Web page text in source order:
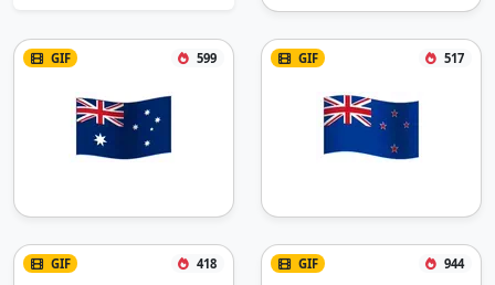
GIF 599 GIF 517
GIF 418 GIF 944